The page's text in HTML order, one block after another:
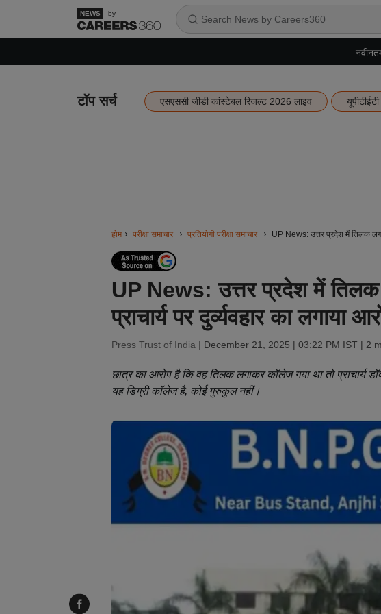
by
टॉप सर्च एसएससी जीडी कांस्टेबल रिजल्ट 2026 लाइव
होम परीक्षा समाचार प्रतियोगी परीक्षा समाचार UP News: उत्तर प्रदेश में तिलक
UP News: उत्तर प्रदेश में
प्राचार्य पर दुर्व्यवहार का लगाया
Press Trust of India | December 21, 2025 | 03:22 PM IST | 2
छात्र का आरोप है कि वह तिलक लगाकर कॉलेज गया था तो
यह डिग्री कॉलेज है, कोई गुरुकुल नहीं।